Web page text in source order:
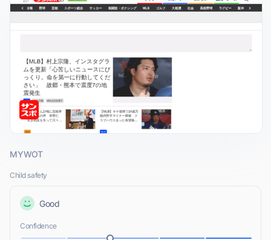
MYWOT
Child safety
Good
Confidence